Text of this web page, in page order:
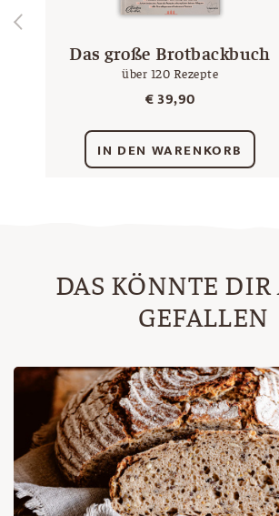
Das große Brotbackbuch
über 120 Rezepte
€39,90
IN DEN WARENKORB
DAS KÖNNTE
GEFALLEN